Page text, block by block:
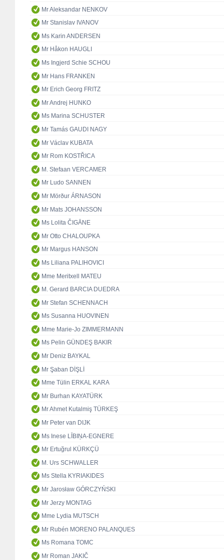
Mr Aleksandar NENKOV
Mr Stanislav IVANOV
Ms Karin ANDERSEN
Mr Håkon HAUGLI
Ms Ingjerd Schie SCHOU
Mr Hans FRANKEN
Mr Erich Georg FRITZ
Mr Andrej HUNKO
Ms Marina SCHUSTER
Mr Tamás GAUDI NAGY
Mr Václav KUBATA
Mr Rom KOSTŘICA
M. Stefaan VERCAMER
Mr Ludo SANNEN
Mr Mörður ÁRNASON
Mr Mats JOHANSSON
Ms Lolita ČIGĀNE
Mr Otto CHALOUPKA
Mr Margus HANSON
Ms Liliana PALIHOVICI
Mme Meritxell MATEU
M. Gerard BARCIA DUEDRA
Mr Stefan SCHENNACH
Ms Susanna HUOVINEN
Mme Marie-Jo ZIMMERMANN
Ms Pelin GÜNDEŞ BAKIR
Mr Deniz BAYKAL
Mr Şaban DİŞLİ
Mme Tülin ERKAL KARA
Mr Burhan KAYATÜRK
Mr Ahmet Kutalmiş TÜRKEŞ
Mr Peter van DIJK
Ms Inese LĪBIŅA-EGNERE
Mr Ertuğrul KÜRKÇÜ
M. Urs SCHWALLER
Ms Stella KYRIAKIDES
Mr Jarosław GÓRCZYŃSKI
Mr Jerzy MONTAG
Mme Lydia MUTSCH
Mr Rubén MORENO PALANQUES
Ms Romana TOMC
Mr Roman JAKIČ